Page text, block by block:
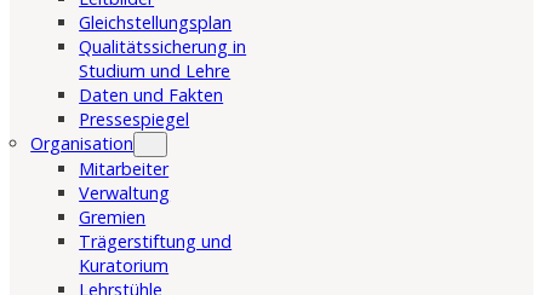
Gleichstellungsplan
Qualitätssicherung in
Studium und Lehre
Daten und Fakten
Pressespiegel
Organisation
Mitarbeiter
Verwaltung
Gremien
Trägerstiftung und
Kuratorium
Lehrstühle